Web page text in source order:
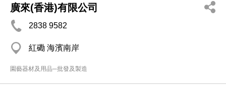
廣來(香港)有限公司
2838 9582
紅磡 海濱南岸
園藝器材及用品─批發及製造